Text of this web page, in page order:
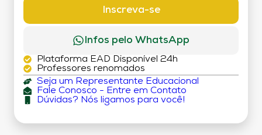
Inscreva-se
Infos pelo WhatsApp
Plataforma EAD Disponível 24h
Professores renomados
Seja um Representante Educacional
Fale Conosco - Entre em Contato
Dúvidas? Nós ligamos para você!